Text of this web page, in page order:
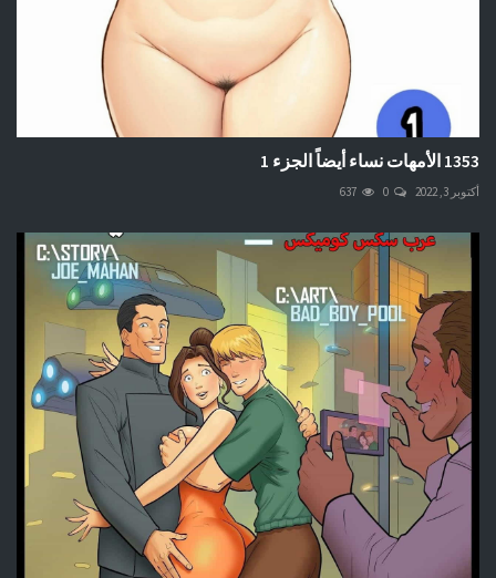
1353 الأمهات نساء أيضاً الجزء 1
أكتوبر 3, 2022 0
637